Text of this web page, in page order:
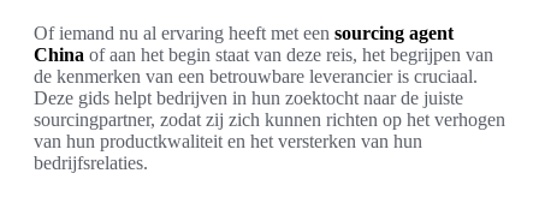
Of iemand nu al ervaring heeft met een sourcing agent
China of aan het begin staat van deze reis, het begrijpen van
de kenmerken van een betrouwbare leverancier is cruciaal.
Deze gids helpt bedrijven in hun zoektocht naar de juiste
sourcingpartner, zodat zij zich kunnen richten op het verhogen
van hun productkwaliteit en het versterken van hun
bedrijfsrelaties.